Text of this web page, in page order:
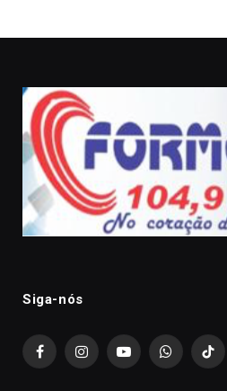
Siga-nós
FacebookInstagramYouTubeWhatsApp